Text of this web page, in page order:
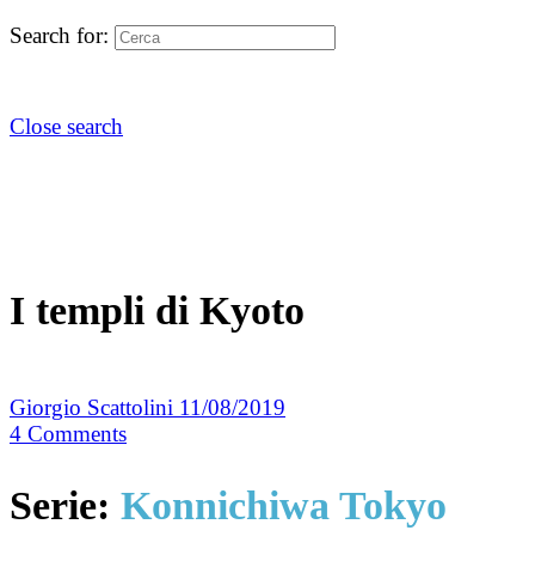
Search for:
Close search
I templi di Kyoto
Giorgio Scattolini 11/08/2019
4 Comments
Serie: Konnichiwa Tokyo